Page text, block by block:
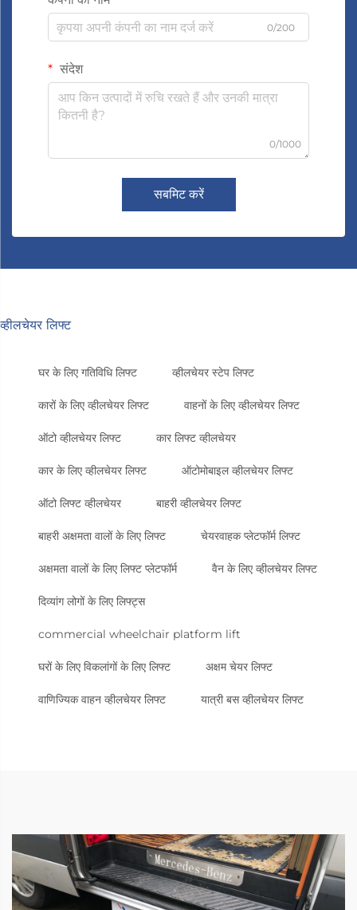
0/200
संदेश
0/1000
सबमिट करें
व्हीलचेयर लिफ्ट
घर के लिए गतिविधि लिफ्ट व्हीलचेयर स्टेप लिफ्ट
कारों के लिए व्हीलचेयर लिफ्ट वाहनों के लिए व्हीलचेयर लिफ्ट
ऑटो व्हीलचेयर लिफ्ट कार लिफ्ट व्हीलचेयर
कार के लिए व्हीलचेयर लिफ्ट ऑटोमोबाइल व्हीलचेयर लिफ्ट
ऑटो लिफ्ट व्हीलचेयर बाहरी व्हीलचेयर लिफ्ट
बाहरी अक्षमता वालों के लिए लिफ्ट चेयरवाहक प्लेटफॉर्म लिफ्ट
अक्षमता वालों के लिए लिफ्ट प्लेटफॉर्म वैन के लिए व्हीलचेयर लिफ्ट
दिव्यांग लोगों के लिए लिफ्ट्स
commercial wheelchair platform lift
घरों के लिए विकलांगों के लिए लिफ्ट अक्षम चेयर लिफ्ट
वाणिज्यिक वाहन व्हीलचेयर लिफ्ट यात्री बस व्हीलचेयर लिफ्ट